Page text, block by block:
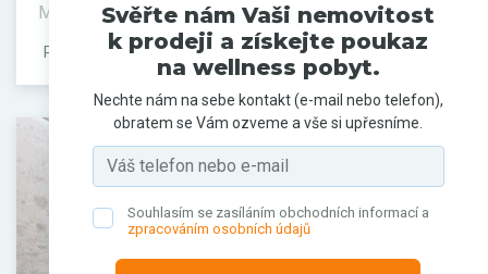
Marie Cibulkové, Praha 4, Hlavní město Praha
PRONAJATO
Svěřte nám Vaši nemovitost
k prodeji a získejte poukaz
na wellness pobyt.
Nechte nám na sebe kontakt (e-mail nebo telefon),
obratem se Vám ozveme a vše si upřesníme.
Souhlasím se zasíláním obchodních informací a
zpracováním osobních údajů